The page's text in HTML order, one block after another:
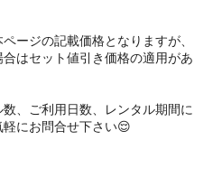
ージの記載価格となりますが、
はセット値引き価格の適用があ
、ご利用日数、レンタル期間に
にお問合せ下さい😌